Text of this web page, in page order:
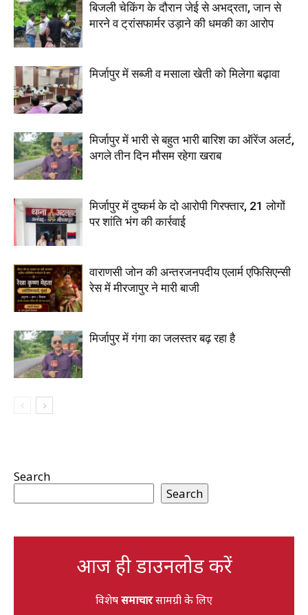
बिजली चेकिंग के दौरान जेई से अभद्रता, जान से
मारने व ट्रांसफार्मर उड़ाने की धमकी का आरोप
मिर्जापुर में सब्जी व मसाला खेती को मिलेगा बढ़ावा
मिर्जापुर में भारी से बहुत भारी बारिश का ऑरेंज अलर्ट,
अगले तीन दिन मौसम रहेगा खराब
मिर्जापुर में दुष्कर्म के दो आरोपी गिरफ्तार, 21 लोगों
पर शांति भंग की कार्रवाई
वाराणसी जोन की अन्तरजनपदीय एलार्म एफिसिएन्सी
रेस में मीरजापुर ने मारी बाजी
मिर्जापुर में गंगा का जलस्तर बढ़ रहा है
Search
Search
आज ही डाउनलोड करें
विशेषसमाचारसामग्री के लिए